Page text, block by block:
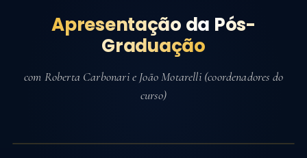
Apresentação da Pós-
Graduação
com Roberta Carbonari e João Motarelli (coordenadores do
curso)